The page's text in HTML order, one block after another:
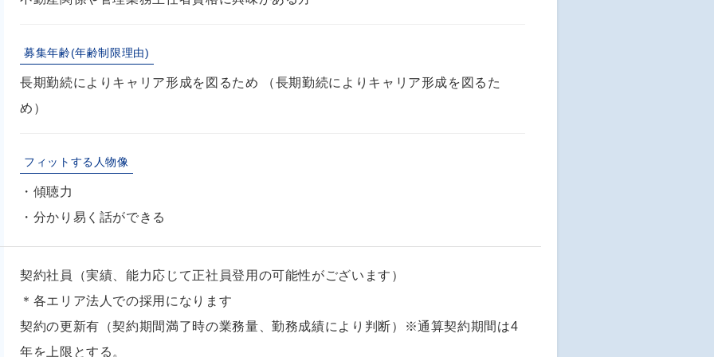
募集年齢(年齢制限理由)
長期勤続によりキャリア形成を図るため （長期勤続によりキャリア形成を図るた
め）
フィットする人物像
・傾聴力
・分かり易く話ができる
契約社員（実績、能力応じて正社員登用の可能性がございます）
＊各エリア法人での採用になります
契約の更新有（契約期間満了時の業務量、勤務成績により判断）※通算契約期間は4
年を上限とする。